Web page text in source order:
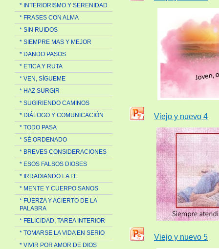
* INTERIORISMO Y SERENIDAD
* FRASES CON ALMA
* SIN RUIDOS
* SIEMPRE MAS Y MEJOR
* DANDO PASOS
* ETICA Y RUTA
* VEN, SÍGUEME
* HAZ SURGIR
* SUGIRIENDO CAMINOS
* DIÁLOGO Y COMUNICACIÓN
* TODO PASA
* SÉ ORDENADO
* BREVES CONSIDERACIONES
* ESOS FALSOS DIOSES
* IRRADIANDO LA FE
* MENTE Y CUERPO SANOS
* FUERZA Y ACIERTO DE LA
PALABRA
* FELICIDAD, TAREA INTERIOR
* TOMARSE LA VIDA EN SERIO
* VIVIR POR AMOR DE DIOS
Viejo y nuevo 4
Viejo y nuevo 5